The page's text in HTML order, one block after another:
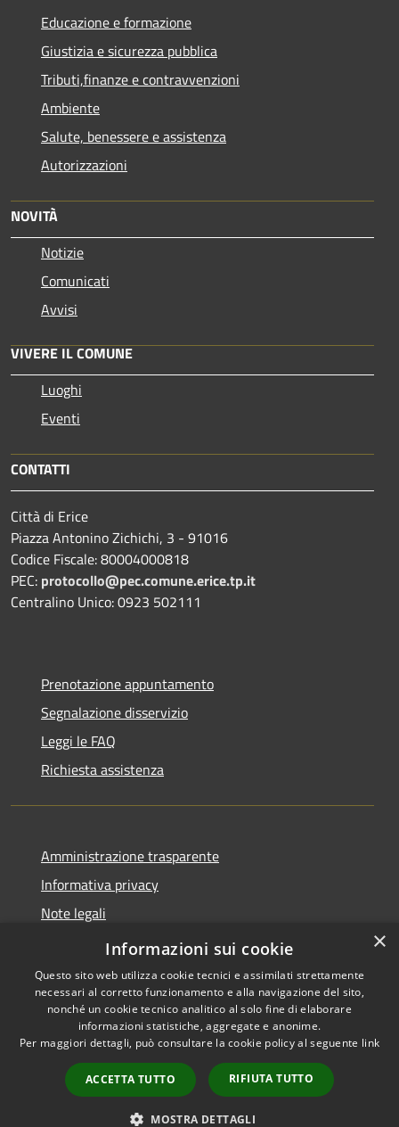
Educazione e formazione
Giustizia e sicurezza pubblica
Tributi,finanze e contravvenzioni
Ambiente
Salute, benessere e assistenza
Autorizzazioni
NOVITÀ
Notizie
Comunicati
Avvisi
VIVERE IL COMUNE
Luoghi
Eventi
CONTATTI
Città di Erice
Piazza Antonino Zichichi, 3 - 91016
Codice Fiscale: 80004000818
PEC: protocollo@pec.comune.erice.tp.it
Centralino Unico: 0923 502111
Prenotazione appuntamento
Segnalazione disservizio
Leggi le FAQ
Richiesta assistenza
Amministrazione trasparente
Informativa privacy
Note legali
Dichiarazione di accessibilità
Accessibilità
Copyright © 2026 • Città di
Erice • Powered by
Municipium•
Accesso
redazione
×
Informazioni sui cookie
Questo sito web utilizza cookie tecnici e assimilati strettamente
necessari al corretto funzionamento e alla navigazione del sito,
nonché un cookie tecnico analitico al solo fine di elaborare
informazioni statistiche, aggregate e anonime.
Per maggiori dettagli, può consultare la cookie policy al seguente link
ACCETTA TUTTO RIFIUTA TUTTO
MOSTRA DETTAGLI